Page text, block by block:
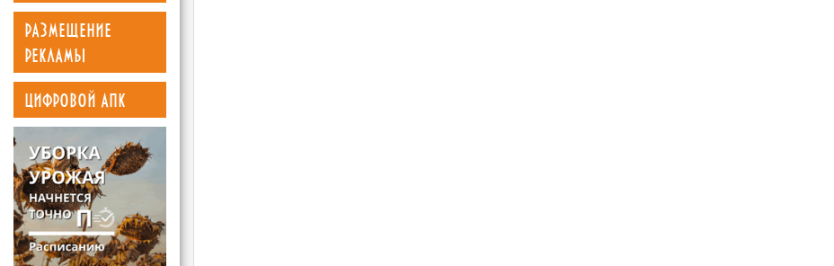
размещение
рекламы
цифровой апк